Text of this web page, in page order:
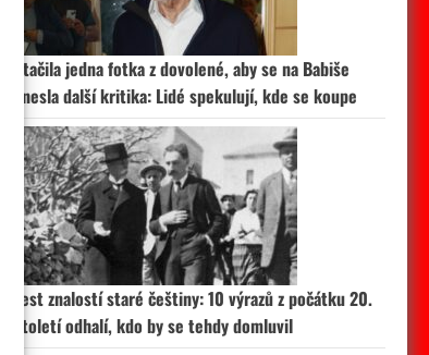
Stačila jedna fotka z dovolené, aby se na Babiše
snesla další kritika: Lidé spekulují, kde se koupe
Test znalostí staré češtiny: 10 výrazů z počátku 20.
století odhalí, kdo by se tehdy domluvil